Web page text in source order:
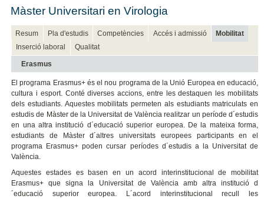
Màster Universitari en Virologia
Resum Pla d'estudis Competències Accés i admissió
Mobilitat
Inserció laboral
Qualitat
Erasmus
El programa Erasmus+ és el nou programa de la Unió Europea en educació,
cultura i esport. Conté diverses accions, entre les destaquen les mobilitats
dels estudiants. Aquestes mobilitats permeten als estudiants matriculats en
estudis de Màster de la Universitat de València realitzar un període d´estudis
en una altra institució d´educació superior europea. De la mateixa forma,
estudiants de Màster d´altres universitats europees participants en el
programa Erasmus+ poden cursar períodes d´estudis a la Universitat de
València.
Aquestes estades es basen en un acord interinstitucional de mobilitat
Erasmus+ que signa la Universitat de València amb altra institució d
´educació superior europea. L´acord interinstitucional recull les